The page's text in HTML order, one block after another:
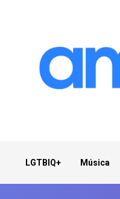
LGTBIQ+ Música